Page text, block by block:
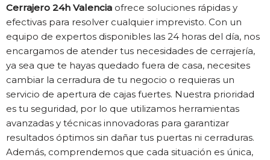
Cerrajero 24h Valencia ofrece soluciones rápidas y
efectivas para resolver cualquier imprevisto. Con un
equipo de expertos disponibles las 24 horas del día, nos
encargamos de atender tus necesidades de cerrajería,
ya sea que te hayas quedado fuera de casa, necesites
cambiar la cerradura de tu negocio o requieras un
servicio de apertura de cajas fuertes. Nuestra prioridad
es tu seguridad, por lo que utilizamos herramientas
avanzadas y técnicas innovadoras para garantizar
resultados óptimos sin dañar tus puertas ni cerraduras.
Además, comprendemos que cada situación es única,